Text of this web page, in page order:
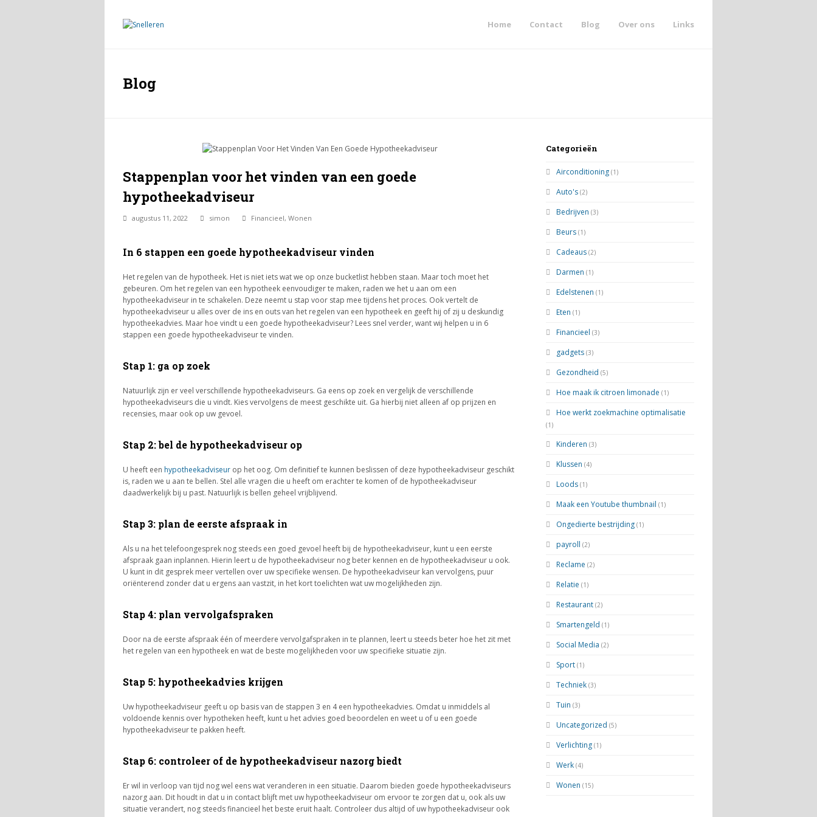
Home Contact Blog Over ons Links
Blog
Stappenplan voor het vinden van een goede
hypotheekadviseur
augustus 11, 2022 simon Financieel, Wonen
In 6 stappen een goede hypotheekadviseur vinden
Het regelen van de hypotheek. Het is niet iets wat we op onze bucketlist hebben staan. Maar toch moet het
gebeuren. Om het regelen van een hypotheek eenvoudiger te maken, raden we het u aan om een
hypotheekadviseur in te schakelen. Deze neemt u stap voor stap mee tijdens het proces. Ook vertelt de
hypotheekadviseur u alles over de ins en outs van het regelen van een hypotheek en geeft hij of zij u deskundig
hypotheekadvies. Maar hoe vindt u een goede hypotheekadviseur? Lees snel verder, want wij helpen u in 6
stappen een goede hypotheekadviseur te vinden.
Stap 1: ga op zoek
Natuurlijk zijn er veel verschillende hypotheekadviseurs. Ga eens op zoek en vergelijk de verschillende
hypotheekadviseurs die u vindt. Kies vervolgens de meest geschikte uit. Ga hierbij niet alleen af op prijzen en
recensies, maar ook op uw gevoel.
Stap 2: bel de hypotheekadviseur op
U heeft een hypotheekadviseur op het oog. Om definitief te kunnen beslissen of deze hypotheekadviseur geschikt
is, raden we u aan te bellen. Stel alle vragen die u heeft om erachter te komen of de hypotheekadviseur
daadwerkelijk bij u past. Natuurlijk is bellen geheel vrijblijvend.
Stap 3: plan de eerste afspraak in
Als u na het telefoongesprek nog steeds een goed gevoel heeft bij de hypotheekadviseur, kunt u een eerste
afspraak gaan inplannen. Hierin leert u de hypotheekadviseur nog beter kennen en de hypotheekadviseur u ook.
U kunt in dit gesprek meer vertellen over uw specifieke wensen. De hypotheekadviseur kan vervolgens, puur
oriënterend zonder dat u ergens aan vastzit, in het kort toelichten wat uw mogelijkheden zijn.
Stap 4: plan vervolgafspraken
Door na de eerste afspraak één of meerdere vervolgafspraken in te plannen, leert u steeds beter hoe het zit met
het regelen van een hypotheek en wat de beste mogelijkheden voor uw specifieke situatie zijn.
Stap 5: hypotheekadvies krijgen
Uw hypotheekadviseur geeft u op basis van de stappen 3 en 4 een hypotheekadvies. Omdat u inmiddels al
voldoende kennis over hypotheken heeft, kunt u het advies goed beoordelen en weet u of u een goede
hypotheekadviseur te pakken heeft.
Stap 6: controleer of de hypotheekadviseur nazorg biedt
Er wil in verloop van tijd nog wel eens wat veranderen in een situatie. Daarom bieden goede hypotheekadviseurs
nazorg aan. Dit houdt in dat u in contact blijft met uw hypotheekadviseur om ervoor te zorgen dat u, ook als uw
situatie verandert, nog steeds financieel het beste eruit haalt. Controleer dus altijd of uw hypotheekadviseur ook
Categorieën
Airconditioning (1)
Auto's (2)
Bedrijven (3)
Beurs (1)
Cadeaus (2)
Darmen (1)
Edelstenen (1)
Eten (1)
Financieel (3)
gadgets (3)
Gezondheid (5)
Hoe maak ik citroen limonade (1)
Hoe werkt zoekmachine optimalisatie
(1)
Kinderen (3)
Klussen (4)
Loods (1)
Maak een Youtube thumbnail (1)
Ongedierte bestrijding (1)
payroll (2)
Reclame (2)
Relatie (1)
Restaurant (2)
Smartengeld (1)
Social Media (2)
Sport (1)
Techniek (3)
Tuin (3)
Uncategorized (5)
Verlichting (1)
Werk (4)
Wonen (15)